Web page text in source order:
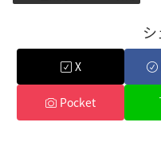
X
Pocket